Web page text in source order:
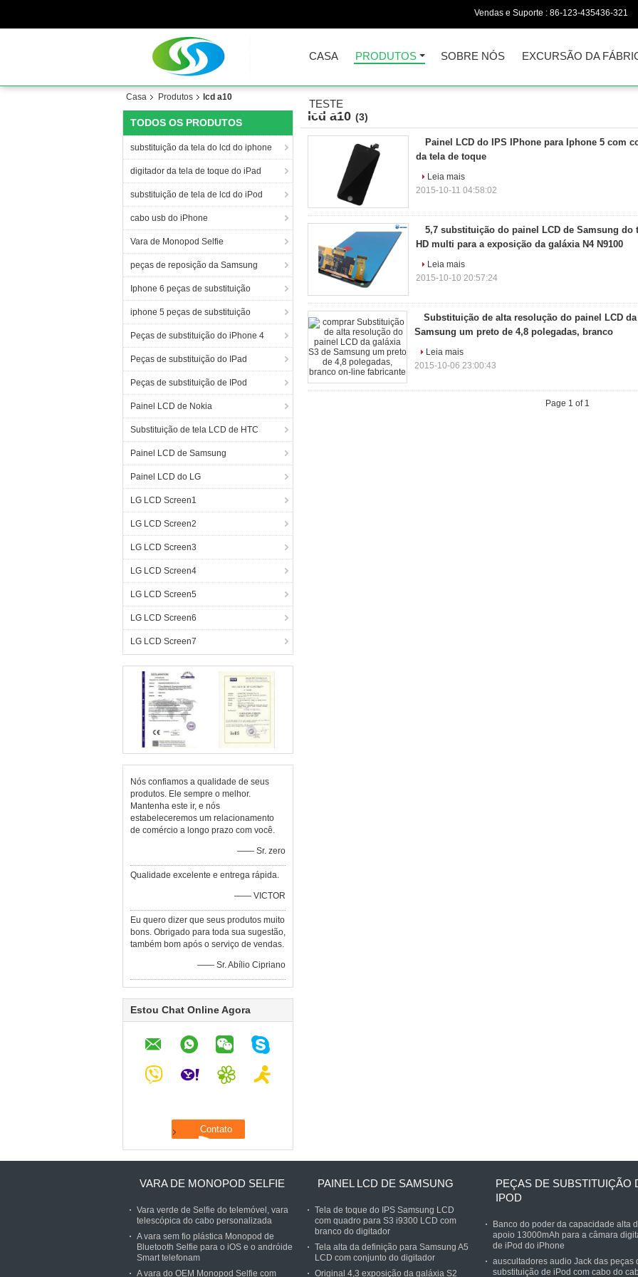
Vendas e Suporte : 86-123-435436-321
CASA PRODUTOS SOBRE NÓS EXCURSÃO DA
TESTE
Casa Produtos lcd a10
TODOS OS PRODUTOS
substituição da tela do lcd do iphone
digitador da tela de toque do iPad
substituição de tela de lcd do iPod
cabo usb do iPhone
Vara de Monopod Selfie
peças de reposição da Samsung
Iphone 6 peças de substituição
iphone 5 peças de substituição
Peças de substituição do iPhone 4
Peças de substituição do IPad
Peças de substituição de IPod
Painel LCD de Nokia
Substituição de tela LCD de HTC
Painel LCD de Samsung
Painel LCD do LG
LG LCD Screen1
LG LCD Screen2
LG LCD Screen3
LG LCD Screen4
LG LCD Screen5
LG LCD Screen6
LG LCD Screen7
Nós confiamos a qualidade de seus
produtos. Ele sempre o melhor.
Mantenha este ir, e nós
estabeleceremos um relacionamento
de comércio a longo prazo com você.
—— Sr. zero
Qualidade excelente e entrega rápida.
—— VICTOR
Eu quero dizer que seus produtos muito
bons. Obrigado para toda sua sugestão,
também bom após o serviço de vendas.
—— Sr. Abílio Cipriano
Estou Chat Online Agora
lcd a10 (3)
Painel LCD do IPS IPhone para Iphone 5 com
da tela de toque
Leia mais
2015-10-11 04:58:02
5,7 substituição do painel LCD de Samsung do
HD multi para a exposição da galáxia N4 N9100
Leia mais
2015-10-10 20:57:24
Substituição de alta resolução do painel LCD
Samsung um preto de 4,8 polegadas, branco
Leia mais
2015-10-06 23:00:43
Page 1 of 1
VARA DE MONOPOD SELFIE
Vara verde de Selfie do telemóvel, vara
telescópica do cabo personalizada
A vara sem fio plástica Monopod de
Bluetooth Selfie para o iOS e o andróide
Smart telefonam
A vara do OEM Monopod Selfie com
PAINEL LCD DE SAMSUNG
Tela de toque do IPS Samsung LCD
com quadro para S3 i9300 LCD com
branco do digitador
Tela alta da definição para Samsung A5
LCD com conjunto do digitador
Original 4,3 exposição da galáxia S2
PEÇAS DE SUBSTITUIÇÃO
IPOD
Banco do poder da capacidade alta
apoio 13000mAh para a câmara
de iPod do iPhone
auscultadores audio Jack das peças
substituição de iPod com cabo do